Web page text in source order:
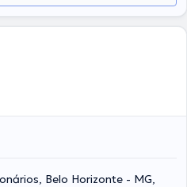
Belo Horizonte - MG,